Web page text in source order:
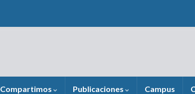
Compartimos Publicaciones Campus